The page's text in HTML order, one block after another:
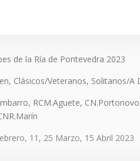
de la Ría de Pontevedra 2023
Clásicos/Veteranos, Solitarios/A
RCM.Aguete,
11, 25 Marzo, 15 Abril 2023